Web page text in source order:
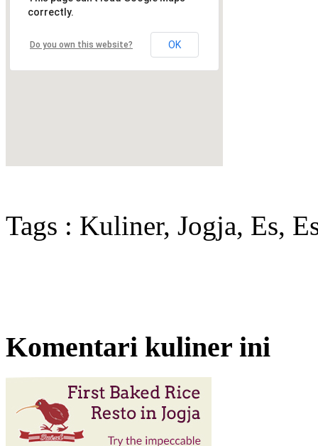
correctly.
Do you own this website? OK
Tags : Kuliner, Jogja, Es,
Komentari kuliner ini